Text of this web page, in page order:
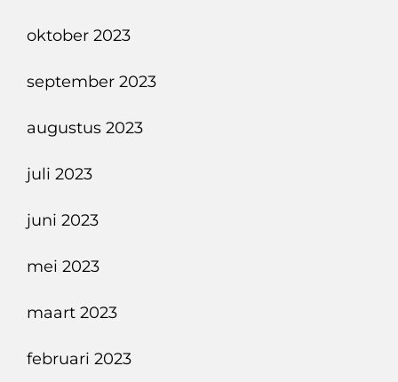
oktober 2023
september 2023
augustus 2023
juli 2023
juni 2023
mei 2023
maart 2023
februari 2023